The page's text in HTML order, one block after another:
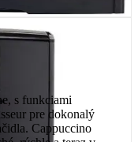
s funkciami
pre dokonalý
Cappuccino